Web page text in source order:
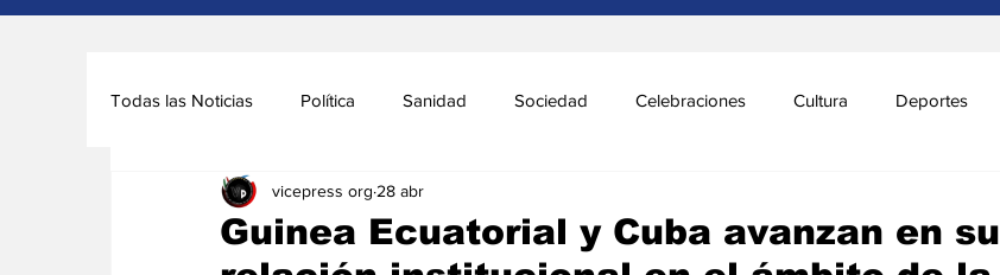
Todas las Noticias Política Sanidad Sociedad Celebraciones Cultura Deportes
Seguridad y Defensa Turismo
Guinea Ecuatorial y Cuba avanzan en su
vicepress org 28 abr